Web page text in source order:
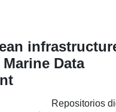
Data
Repositorios